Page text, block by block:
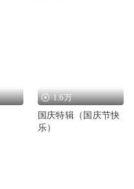
1.6万
国庆特辑（国庆节快
乐）